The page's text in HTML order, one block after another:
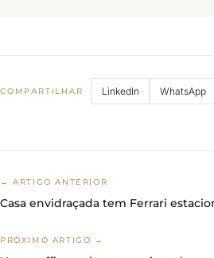
COMPARTILHAR LinkedIn WhatsApp
← ARTIGO ANTERIOR
Casa envidraçada tem Ferrari
PRÓXIMO ARTIGO →